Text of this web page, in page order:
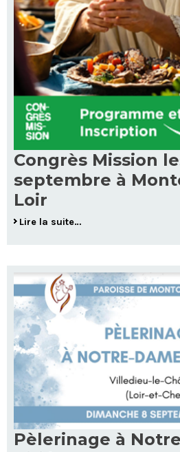
Congrès Mission
septembre à
Loir
Lire la suite…
Pèlerinage à